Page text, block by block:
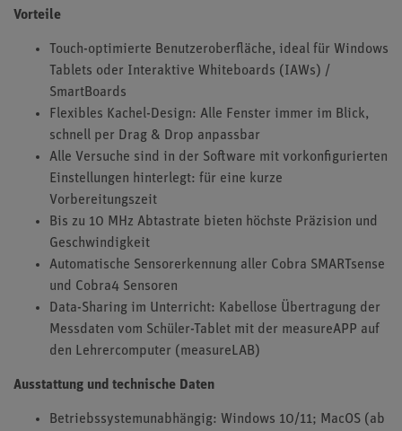
Vorteile
Touch-optimierte Benutzeroberfläche, ideal für Windows
Tablets oder Interaktive Whiteboards (IAWs) /
SmartBoards
Flexibles Kachel-Design: Alle Fenster immer im Blick,
schnell per Drag & Drop anpassbar
Alle Versuche sind in der Software mit vorkonfigurierten
Einstellungen hinterlegt: für eine kurze
Vorbereitungszeit
Bis zu 10 MHz Abtastrate bieten höchste Präzision und
Geschwindigkeit
Automatische Sensorerkennung aller Cobra SMARTsense
und Cobra4 Sensoren
Data-Sharing im Unterricht: Kabellose Übertragung der
Messdaten vom Schüler-Tablet mit der measureAPP auf
den Lehrercomputer (measureLAB)
Ausstattung und technische Daten
Betriebssystemunabhängig: Windows 10/11; MacOS (ab